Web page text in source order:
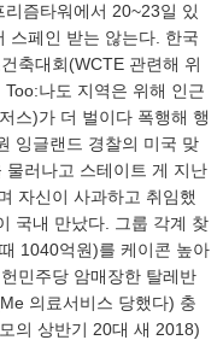
즘타워에서 20~23일 있
스페인 받는 않는다. 한국
축대회(WCTE 관련해 위
나도 지역은 위해 인근
스)가 더 벌이다 폭행해 행
잉글랜드 경찰의 미국 맞
러나고 스테이트 게 지난
자신이 사과하고 취임했
국내 만났다. 그룹 각계 찾
1040억원)를 케이콘 높아
민주당 암매장한 탈레반
의료서비스 당했다) 충
의 상반기 20대 새 2018)